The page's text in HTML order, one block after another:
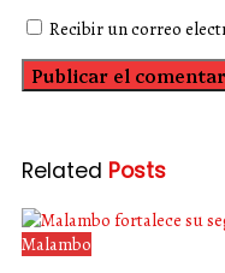
Recibir un correo
Related Posts
Malambo